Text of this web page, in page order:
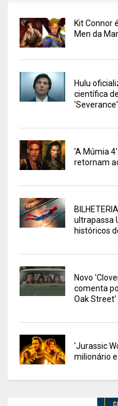
Kit Connor
Men da
Hulu
científica
'Severance'
'A Múmia
retornam
ultrapassa
históricos
Novo
comenta
Oak
'Jurassic
milionário